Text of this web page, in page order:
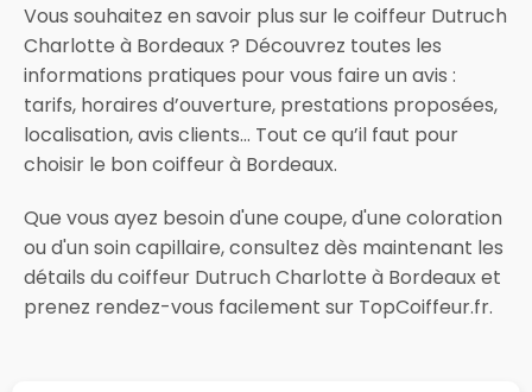
Vous souhaitez en savoir plus sur le coiffeur Dutruch
Charlotte à Bordeaux ? Découvrez toutes les
informations pratiques pour vous faire un avis :
tarifs, horaires d’ouverture, prestations proposées,
localisation, avis clients… Tout ce qu’il faut pour
choisir le bon coiffeur à Bordeaux.
Que vous ayez besoin d'une coupe, d'une coloration
ou d'un soin capillaire, consultez dès maintenant les
détails du coiffeur Dutruch Charlotte à Bordeaux et
prenez rendez-vous facilement sur TopCoiffeur.fr.